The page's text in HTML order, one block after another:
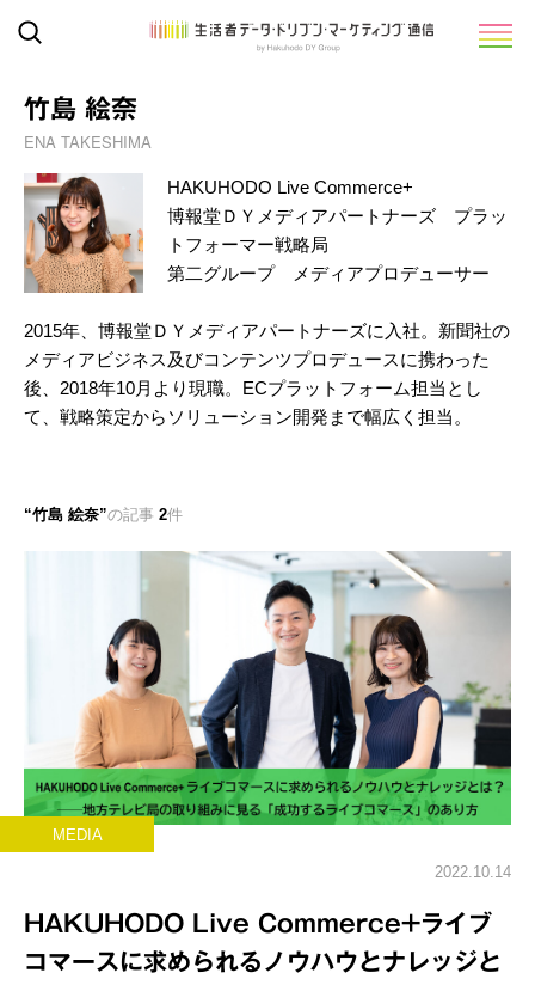
竹島 絵奈
ENA TAKESHIMA
HAKUHODO Live Commerce+
博報堂ＤＹメディアパートナーズ プラッ
トフォーマー戦略局
第二グループ メディアプロデューサー
2015年、博報堂ＤＹメディアパートナーズに入社。新聞社の
メディアビジネス及びコンテンツプロデュースに携わった
後、2018年10月より現職。ECプラットフォーム担当とし
て、戦略策定からソリューション開発まで幅広く担当。
竹島 絵奈 の記事 2件
MEDIA
2022.10.14
HAKUHODO Live Commerce+ライブ
コマースに求められるノウハウとナレッジと